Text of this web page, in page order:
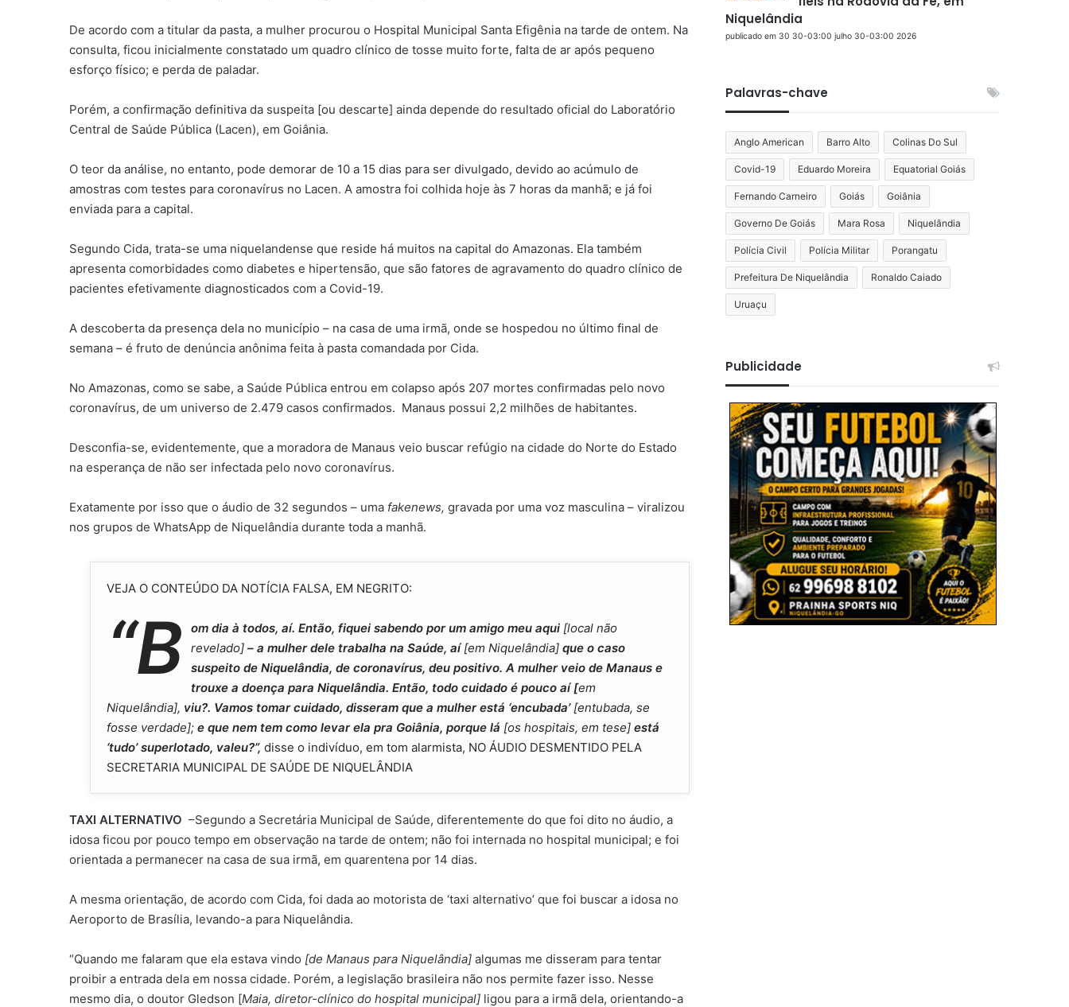
De acordo com a titular da pasta, a mulher procurou o Hospital Municipal Santa Efigênia na tarde de ontem. Na
consulta, ficou inicialmente constatado um quadro clínico de tosse muito forte, falta de ar após pequeno
esforço físico; e perda de paladar.
Porém, a confirmação definitiva da suspeita [ou descarte] ainda depende do resultado oficial do Laboratório
Central de Saúde Pública (Lacen), em Goiânia.
O teor da análise, no entanto, pode demorar de 10 a 15 dias para ser divulgado, devido ao acúmulo de
amostras com testes para coronavírus no Lacen. A amostra foi colhida hoje às 7 horas da manhã; e já foi
enviada para a capital.
Segundo Cida, trata-se uma niquelandense que reside há muitos na capital do Amazonas. Ela também
apresenta comorbidades como diabetes e hipertensão, que são fatores de agravamento do quadro clínico de
pacientes efetivamente diagnosticados com a Covid-19.
A descoberta da presença dela no município – na casa de uma irmã, onde se hospedou no último final de
semana – é fruto de denúncia anônima feita à pasta comandada por Cida.
No Amazonas, como se sabe, a Saúde Pública entrou em colapso após 207 mortes confirmadas pelo novo
coronavírus, de um universo de 2.479 casos confirmados. Manaus possui 2,2 milhões de habitantes.
Desconfia-se, evidentemente, que a moradora de Manaus veio buscar refúgio na cidade do Norte do Estado
na esperança de não ser infectada pelo novo coronavírus.
Exatamente por isso que o áudio de 32 segundos – uma fakenews, gravada por uma voz masculina – viralizou
nos grupos de WhatsApp de Niquelândia durante toda a manhã.
VEJA O CONTEÚDO DA NOTÍCIA FALSA, EM NEGRITO:
“B om dia à todos, aí. Então, fiquei sabendo por um amigo meu aqui [local não
revelado]– a mulher dele trabalha na Saúde, aí[em Niquelândia]que o caso
suspeito de Niquelândia, de coronavírus, deu positivo. A mulher veio de Manaus e
trouxe a doença para Niquelândia. Então, todo cuidado é pouco aí [em
Niquelândia], viu?. Vamos tomar cuidado, disseram que a mulher está ‘encubada’ [entubada, se
fosse verdade];e que nem tem como levar ela pra Goiânia, porque lá [os hospitais, em tese]está
‘tudo’ superlotado, valeu?”,disse o indivíduo, em tom alarmista, NO ÁUDIO DESMENTIDO PELA
SECRETARIA MUNICIPAL DE SAÚDE DE NIQUELÂNDIA
TAXI ALTERNATIVO –Segundo a Secretária Municipal de Saúde, diferentemente do que foi dito no áudio, a
idosa ficou por pouco tempo em observação na tarde de ontem; não foi internada no hospital municipal; e foi
orientada a permanecer na casa de sua irmã, em quarentena por 14 dias.
A mesma orientação, de acordo com Cida, foi dada ao motorista de ‘taxi alternativo’ que foi buscar a idosa no
Aeroporto de Brasília, levando-a para Niquelândia.
“Quando me falaram que ela estava vindo [de Manaus para Niquelândia] algumas me disseram para tentar
proibir a entrada dela em nossa cidade. Porém, a legislação brasileira não nos permite fazer isso. Nesse
mesmo dia, o doutor Gledson [Maia, diretor-clínico do hospital municipal] ligou para a irmã dela, orientando-a
FIM DE LINHA – Criminoso que
PM em Niquelândia
debatem propostas para fortalecer
o SUS em Niquelândia
FOI DADA A LARGADA – Competição
Niquelândia
publicado em 30 30-03:00 julho 30-03:00 2026
Palavras-chave
Anglo American Barro Alto Colinas Do Sul
Covid-19 Eduardo Moreira Equatorial Goiás
Fernando Carneiro Goiás Goiânia
Governo De Goiás Mara Rosa Niquelândia
Polícia Civil Polícia Militar Porangatu
Prefeitura De Niquelândia Ronaldo Caiado
Uruaçu
Publicidade